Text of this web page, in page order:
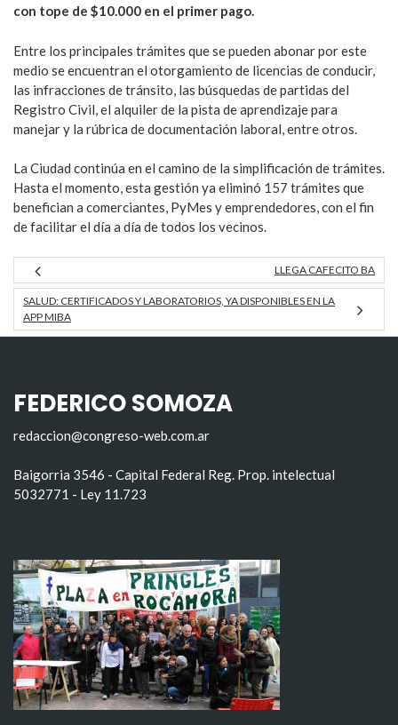
con tope de $10.000 en el primer pago.
Entre los principales trámites que se pueden abonar por este
medio se encuentran el otorgamiento de licencias de conducir,
las infracciones de tránsito, las búsquedas de partidas del
Registro Civil, el alquiler de la pista de aprendizaje para
manejar y la rúbrica de documentación laboral, entre otros.
La Ciudad continúa en el camino de la simplificación de trámites.
Hasta el momento, esta gestión ya eliminó 157 trámites que
benefician a comerciantes, PyMes y emprendedores, con el fin
de facilitar el día a día de todos los vecinos.
LLEGA CAFECITO BA
SALUD: CERTIFICADOS Y LABORATORIOS, YA DISPONIBLES EN LA
APP MIBA
FEDERICO SOMOZA
redaccion@congreso-web.com.ar
Baigorria 3546 - Capital Federal Reg. Prop. intelectual
5032771 - Ley 11.723